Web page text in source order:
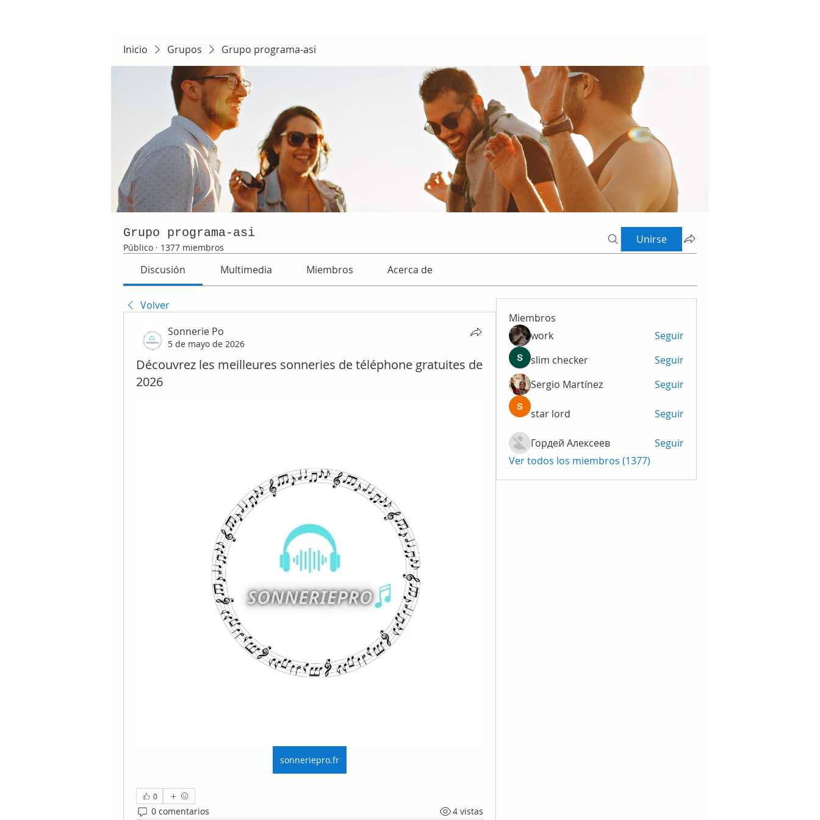
Inicio Grupos Grupo programa-asi
Grupo programa-asi
Público · 1377 miembros
Unirse
Discusión Multimedia Miembros Acerca de
Volver
Sonnerie Po
5 de mayo de 2026
Découvrez les meilleures sonneries de téléphone gratuites de
2026
sonneriepro.fr
0
0 comentarios 4 vistas
Miembros
work
Seguir
slim checker
Seguir
Sergio Martínez
Seguir
star lord Seguir
Гордей Алексеев
Seguir
Ver todos los miembros (1377)